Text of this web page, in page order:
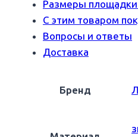
Размеры
С этим товаром
Вопросы и ответы
Доставка
Бренд